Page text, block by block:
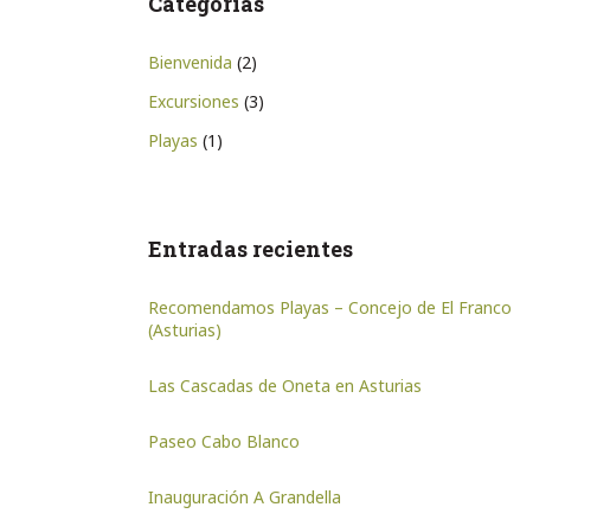
Bienvenida (2)
Excursiones (3)
Playas (1)
Entradas recientes
Recomendamos Playas – Concejo de El Franco
(Asturias)
Las Cascadas de Oneta en Asturias
Paseo Cabo Blanco
Inauguración A Grandella